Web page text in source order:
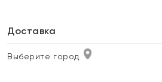
Доставка
Выберите город